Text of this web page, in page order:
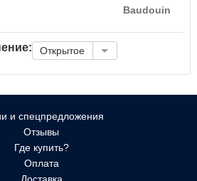
Baudouin
Открытое
и спецпредложения
Отзывы
Где купить?
Оплата